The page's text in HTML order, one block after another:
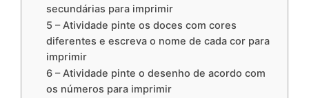
secundárias para imprimir
5 – Atividade pinte os doces com cores
diferentes e escreva o nome de cada cor para
imprimir
6 – Atividade pinte o desenho de acordo com
os números para imprimir